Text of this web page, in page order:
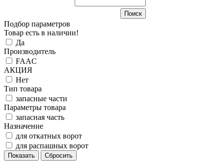
Подбор параметров
Товар есть в наличии!
Да
Производитель
FAAC
АКЦИЯ
Нет
Тип товара
запасные части
Параметры товара
запасная часть
Назначение
для откатных ворот
для распашных ворот